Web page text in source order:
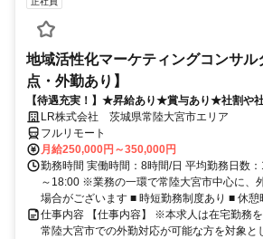
地域活性化マーケティングコンサル
点・外勤あり】
【待遇充実！】★昇給あり★賞与あり★社割や
い物も！
LR株式会社 茨城県常陸大宮市エリア
フルリモート
月給250,000円～350,000円
勤務時間 実働時間：8時間/日 平均勤務日数
～18:00 ※業務の一環で常陸大宮市中心に、
場合がございます ■ 時短勤務制度あり ■ 休憩
仕事内容 【仕事内容】 ※本求人は在宅勤務
常陸大宮市での外勤対応が可能な方を対象と